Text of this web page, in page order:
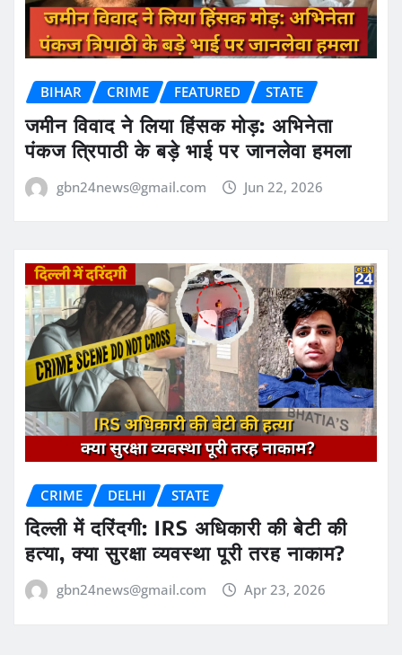
BIHAR CRIME FEATURED STATE
जमीन विवाद ने लिया हिंसक मोड़: अभिनेता
पंकज त्रिपाठी के बड़े भाई पर जानलेवा हमला
gbn24news@gmail.com Jun 22, 2026
CRIME DELHI STATE
दिल्ली में दरिंदगी: IRS अधिकारी की बेटी की
हत्या, क्या सुरक्षा व्यवस्था पूरी तरह नाकाम?
gbn24news@gmail.com Apr 23, 2026